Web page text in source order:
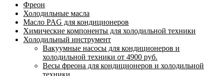
Фреон
Холодильные масла
Масло PAG для кондиционеров
Химические компоненты для холодильной техники
Холодильный инструмент
Вакуумные насосы для кондиционеров и
холодильной техники от 4900 руб.
Весы фреона для кондиционеров и холодильной